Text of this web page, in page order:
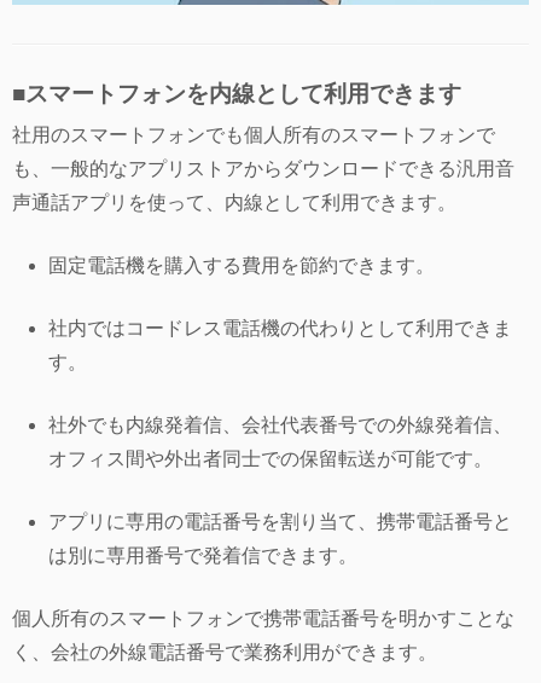
■スマートフォンを内線として利用できます
社用のスマートフォンでも個人所有のスマートフォンで
も、一般的なアプリストアからダウンロードできる汎用音
声通話アプリを使って、内線として利用できます。
固定電話機を購入する費用を節約できます。
社内ではコードレス電話機の代わりとして利用できま
す。
社外でも内線発着信、会社代表番号での外線発着信、
オフィス間や外出者同士での保留転送が可能です。
アプリに専用の電話番号を割り当て、携帯電話番号と
は別に専用番号で発着信できます。
個人所有のスマートフォンで携帯電話番号を明かすことな
く、会社の外線電話番号で業務利用ができます。